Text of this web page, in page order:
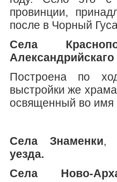
провинции,
после в Чорный
Села
Александрийскаго
Построена по
выстройки же
освященный во имя
Села Знаменки
уезда.
Села Ново-